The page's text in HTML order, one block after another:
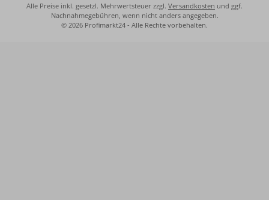
Alle Preise inkl. gesetzl. Mehrwertsteuer zzgl. Versandkosten und ggf.
Nachnahmegebühren, wenn nicht anders angegeben.
© 2026 Profimarkt24 - Alle Rechte vorbehalten.